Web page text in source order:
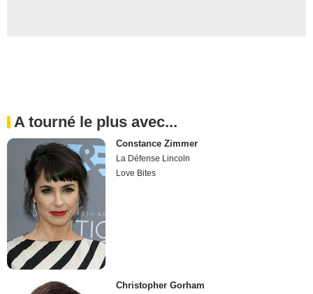
A tourné le plus avec...
Constance Zimmer
La Défense Lincoln
Love Bites
Christopher Gorham